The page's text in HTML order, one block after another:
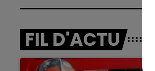
FIL D'ACTU